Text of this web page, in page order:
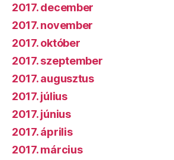
2017. december
2017. november
2017. október
2017. szeptember
2017. augusztus
2017. július
2017. június
2017. április
2017. március